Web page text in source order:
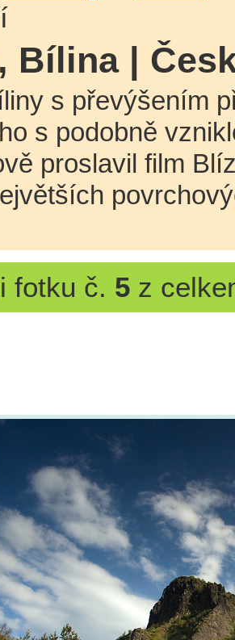
Bílina |
s převýšením
s podobně
proslavil film
fotku č. 5z